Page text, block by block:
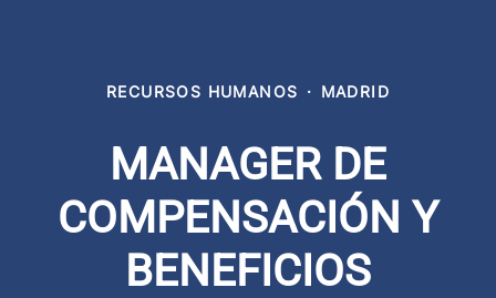
RECURSOS HUMANOS · MADRID
MANAGER DE
COMPENSACIÓN Y
BENEFICIOS